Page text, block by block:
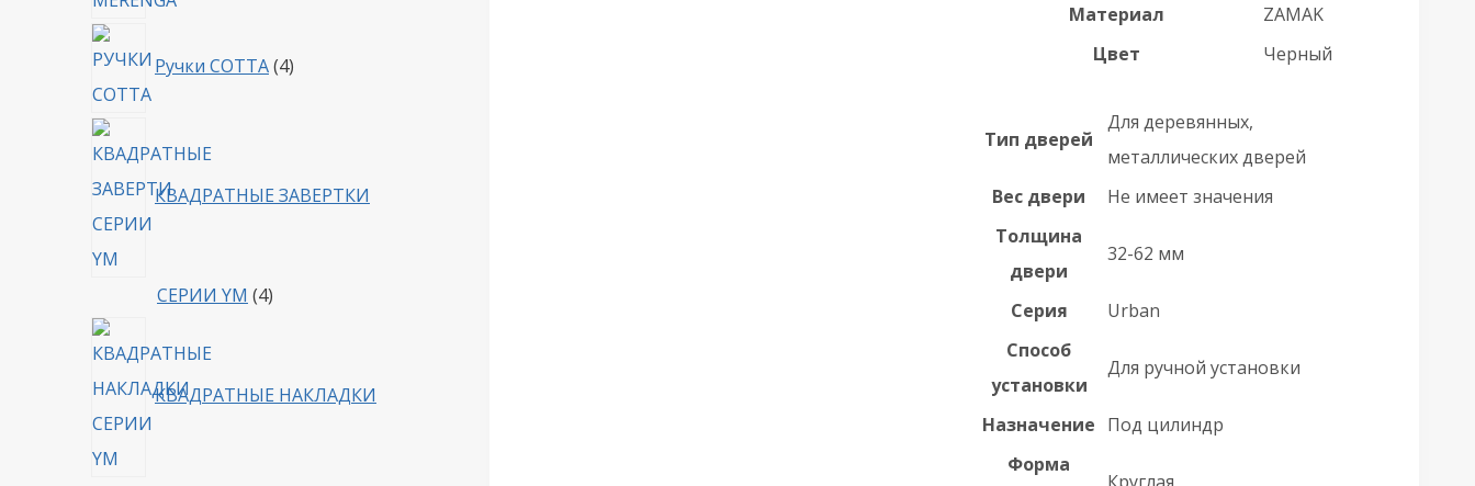
Материал
ZAMAK
Цвет
Черный
Тип дверей
Для деревянных,
металлических дверей
Вес двери
Не имеет значения
Толщина
двери
32-62 мм
Серия
Urban
Способ
установки
Для ручной установки
Назначение Под цилиндр
Форма
Ручки COTTA 4товара
КВАДРАТНЫЕ ЗАВЕРТКИ
СЕРИИ YM 44
КВАДРАТНЫЕ НАКЛАДКИ